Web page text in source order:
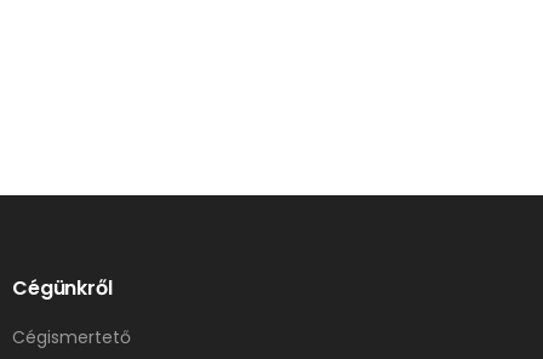
Cégünkről
Cégismertető